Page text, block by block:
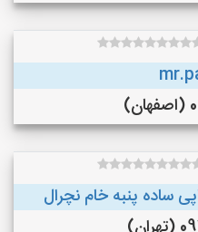
ساده پنبه خام نچرال